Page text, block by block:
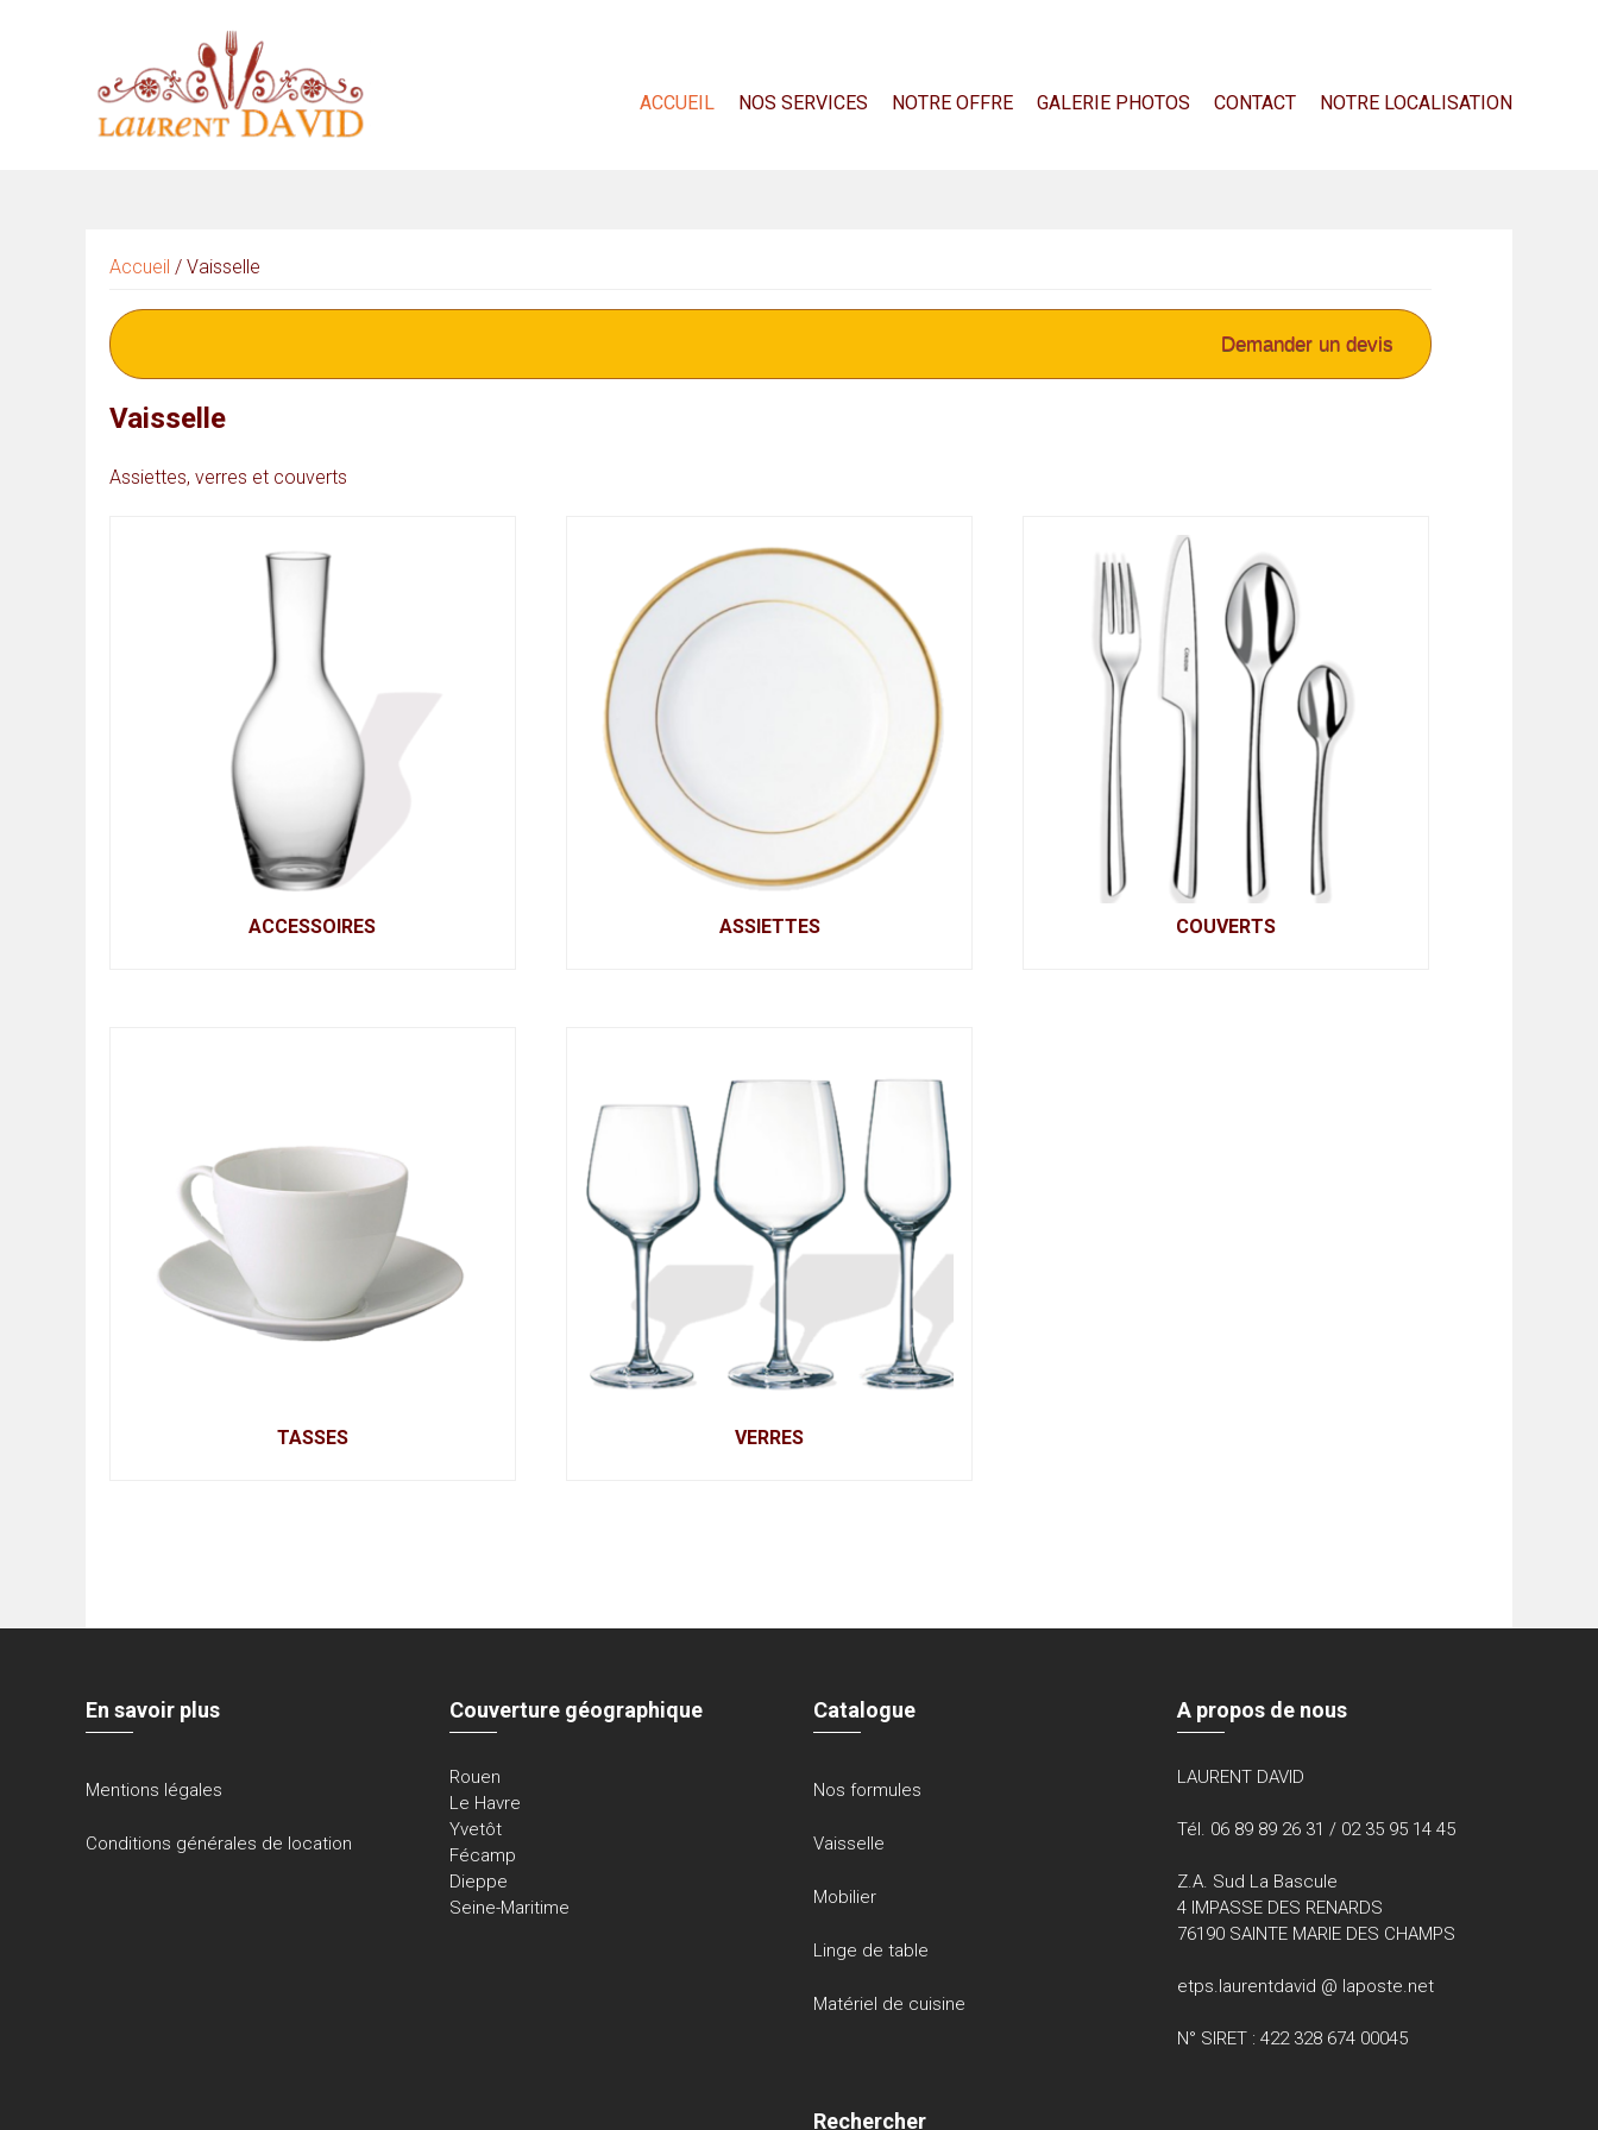
ACCUEIL
NOS SERVICES NOTRE OFFRE GALERIE PHOTOS CONTACT NOTRE LOCALISATION
Accueil / Vaisselle
Demander un devis
Vaisselle
Assiettes, verres et couverts
ACCESSOIRES ASSIETTES COUVERTS
TASSES VERRES
En savoir plus
Mentions légales
Conditions générales de location
Couverture géographique
Rouen
Le Havre
Yvetôt
Fécamp
Dieppe
Seine-Maritime
Catalogue
Nos formules
Vaisselle
Mobilier
Linge de table
Matériel de cuisine
Rechercher
A propos de nous
LAURENT DAVID
Tél. 06 89 89 26 31 / 02 35 95 14 45
Z.A. Sud La Bascule
4 IMPASSE DES RENARDS
76190 SAINTE MARIE DES CHAMPS
etps.laurentdavid @ laposte.net
N° SIRET : 422 328 674 00045